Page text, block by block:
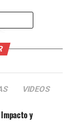
están
hasta
empresas
para resolver
es la
el
VIDEOS
y